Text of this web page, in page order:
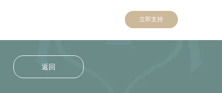
立即支持
返回